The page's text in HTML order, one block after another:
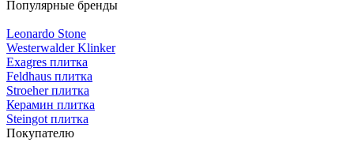
Популярные бренды
Leonardo Stone
Westerwalder Klinker
Exagres плитка
Feldhaus плитка
Stroeher плитка
Керамин плитка
Steingot плитка
Покупателю